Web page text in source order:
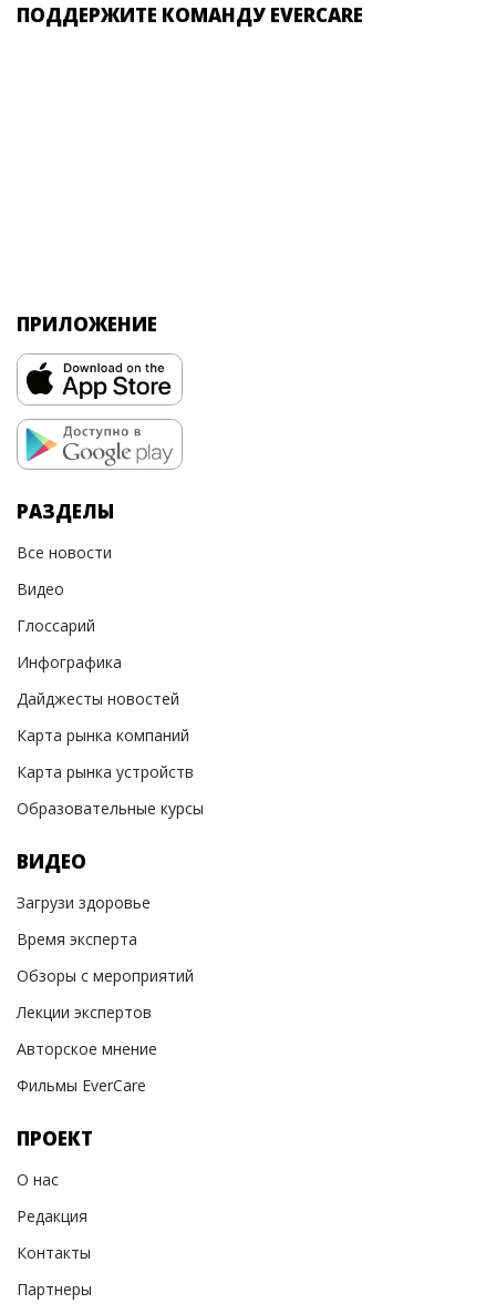
ПОДДЕРЖИТЕ КОМАНДУ EVERCARE
ПРИЛОЖЕНИЕ
РАЗДЕЛЫ
Все новости
Видео
Глоссарий
Инфографика
Дайджесты новостей
Карта рынка компаний
Карта рынка устройств
Образовательные курсы
ВИДЕО
Загрузи здоровье
Время эксперта
Обзоры с мероприятий
Лекции экспертов
Авторское мнение
Фильмы EverCare
ПРОЕКТ
О нас
Редакция
Контакты
Партнеры